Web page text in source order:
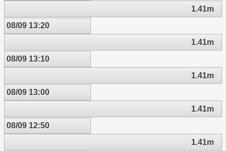
1.41m
08/09 13:20
1.41m
08/09 13:10
1.41m
08/09 13:00
1.41m
08/09 12:50
1.41m